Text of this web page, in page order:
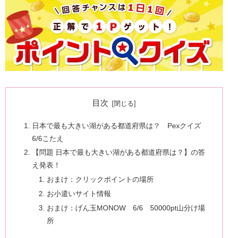
目次
日本で最も大きい湖がある都道府県は？ Pexクイズ
6/6こたえ
【問題 日本で最も大きい湖がある都道府県は？】の答
え発表！
おまけ：クリックポイントの場所
お小遣いサイト情報
おまけ：げん玉MONOW 6/6 50000pt山分け場
所